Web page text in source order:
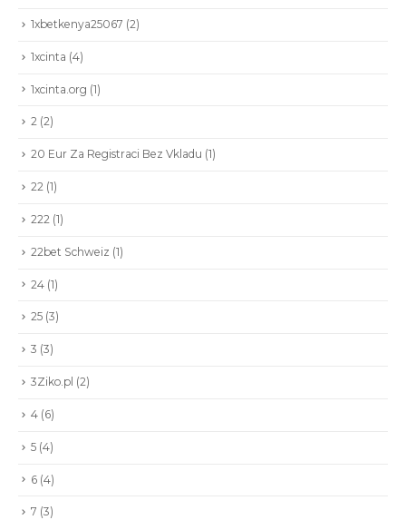
1xbetkenya25067 (2)
1xcinta (4)
1xcinta.org (1)
2 (2)
20 Eur Za Registraci Bez Vkladu (1)
22 (1)
222 (1)
22bet Schweiz (1)
24 (1)
25 (3)
3 (3)
3Ziko.pl (2)
4 (6)
5 (4)
6 (4)
7 (3)